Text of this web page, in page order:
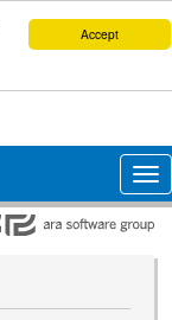
Accept